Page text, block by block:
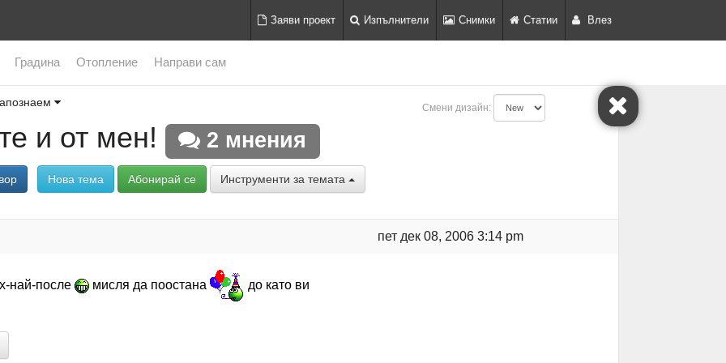
Заяви проект Изпълнители Снимки Статии Влез
Градина Отопление Направи сам
Смени дизайн:
и от мен! 2 мнения
Нова тема Абонирай се Инструменти за темата
пет дек 08, 2006 3:14 pm
най-после мисля да поостана
до като ви